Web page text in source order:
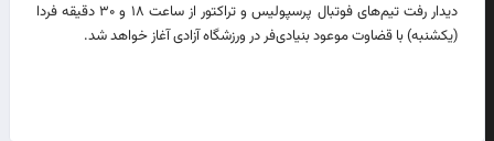
دیدار رفت تیم‌های فوتبال پرسپولیس و تراکتور از ساعت ۱۸ و ۳۰ دقیقه فردا
(یکشنبه) با قضاوت موعود بنیادی‌فر در ورزشگاه آزادی آغاز خواهد شد.